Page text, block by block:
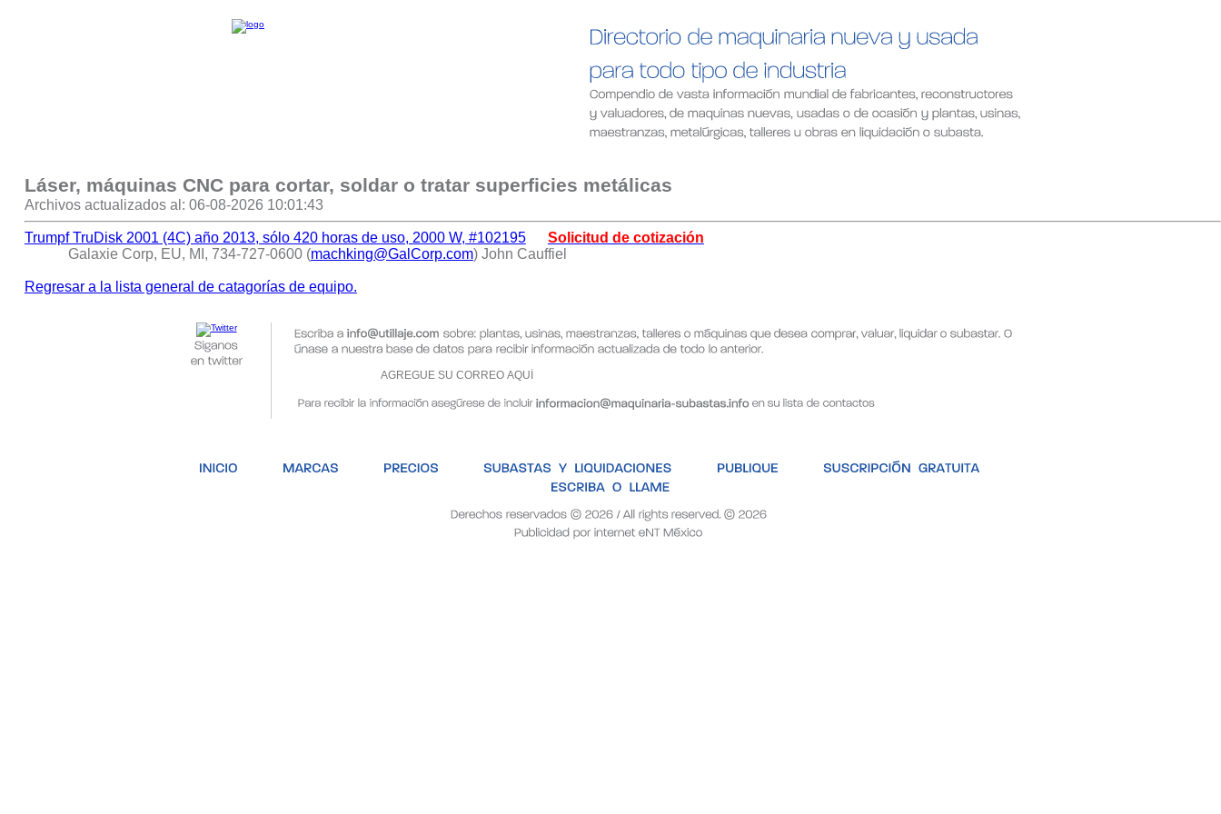
Láser, máquinas CNC para cortar, soldar o tratar superficies metálicas
Archivos actualizados al: 06-08-2026 10:01:43
Trumpf TruDisk 2001 (4C) año 2013, sólo 420 horas de uso, 2000 W, #102195
Solicitud de cotización
Galaxie Corp, EU, MI, 734-727-0600 (machking@GalCorp.com) John Cauffiel
Regresar a la lista general de catagorías de equipo.